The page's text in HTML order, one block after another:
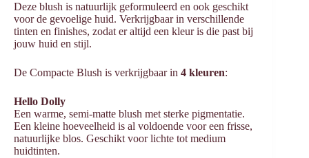
Deze blush is natuurlijk geformuleerd en ook geschikt
voor de gevoelige huid. Verkrijgbaar in verschillende
tinten en finishes, zodat er altijd een kleur is die past bij
jouw huid en stijl.
De Compacte Blush is verkrijgbaar in 4 kleuren:
Hello Dolly
Een warme, semi-matte blush met sterke pigmentatie.
Een kleine hoeveelheid is al voldoende voor een frisse,
natuurlijke blos. Geschikt voor lichte tot medium
huidtinten.